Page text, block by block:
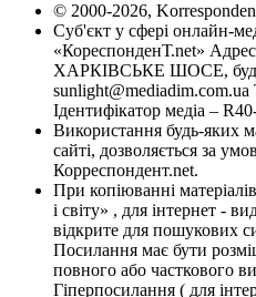
© 2000-2026,
Суб'єкт у сфері онлайн-
«КореспонденТ.net»
ХАРКІВСЬКЕ ШОСЕ,
sunlight@mediadim.com.ua
Ідентифікатор медіа –
Використання будь-яких
сайті, дозволяється за
Корреспондент.net.
При копіюванні
і світу» , для інтернет -
відкрите для пошукових
Посилання має бути
повного або часткового
Гіперпосилання ( для